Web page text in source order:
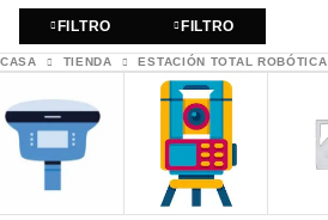
FILTRO FILTRO
CASA TIENDA ESTACIÓN TOTAL ROBÓTICA